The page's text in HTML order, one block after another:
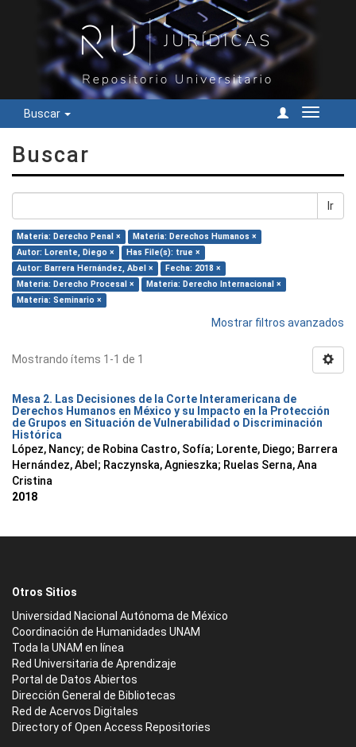
Buscar
Cambiar
Buscar
Ir
Materia: Derecho Penal ×
Materia: Derechos Humanos ×
Autor: Lorente, Diego ×
Has File(s): true ×
Autor: Barrera Hernández, Abel ×
Fecha: 2018 ×
Materia: Derecho Procesal ×
Materia: Derecho Internacional ×
Materia: Seminario ×
Mostrar filtros avanzados
Mostrando ítems 1-1 de 1
Mesa 2. Las Decisiones de la Corte Interamericana de
Derechos Humanos en México y su Impacto en la Protección
de Grupos en Situación de Vulnerabilidad o Discriminación
Histórica
López, Nancy; de Robina Castro, Sofía; Lorente, Diego; Barrera
Hernández, Abel ; Raczynska, Agnieszka; Ruelas Serna, Ana
Cristina
2018
Otros Sitios
Universidad Nacional Autónoma de México
Coordinación de Humanidades UNAM
Toda la UNAM en línea
Red Universitaria de Aprendizaje
Portal de Datos Abiertos
Dirección General de Bibliotecas
Red de Acervos Digitales
Directory of Open Access Repositories